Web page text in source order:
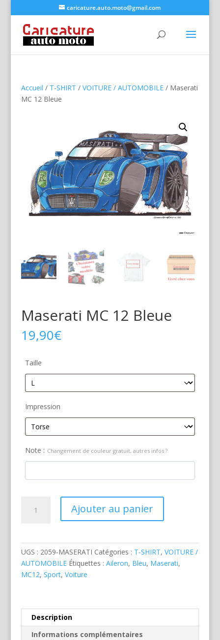
caricature.auto.moto@gmail.com
Accueil / T-SHIRT / VOITURE / AUTOMOBILE/ Maserati
MC 12 Bleue
Maserati MC 12 Bleue
19,90€
Taille
Impression
Note : Changement de couleur gratuit, autres infos ?
Ajouter au panier
UGS : 2059-MASERATI Catégories : T-SHIRT, VOITURE /
AUTOMOBILE Étiquettes : Aileron, Bleu, Maserati,
MC12, Sport, Voiture
Description
Informations complémentaires